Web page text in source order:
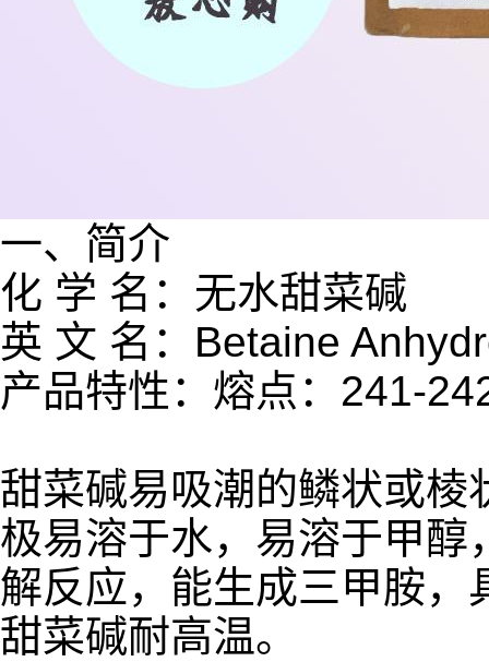
一、简介
化 学 名：无水甜菜碱
英 文 名：Betaine
产品特性：熔点：241-
甜菜碱易吸潮的鳞状或棱
极易溶于水，易溶于甲醇
解反应，能生成三甲胺，
甜菜碱耐高温。